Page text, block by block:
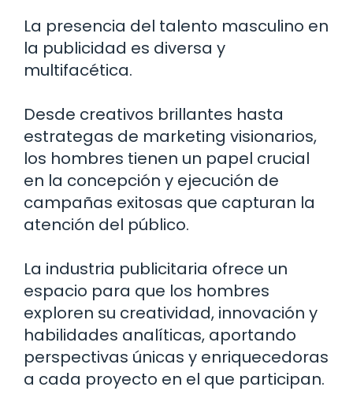
La presencia del talento masculino en
la publicidad es diversa y
multifacética.
Desde creativos brillantes hasta
estrategas de marketing visionarios,
los hombres tienen un papel crucial
en la concepción y ejecución de
campañas exitosas que capturan la
atención del público.
La industria publicitaria ofrece un
espacio para que los hombres
exploren su creatividad, innovación y
habilidades analíticas, aportando
perspectivas únicas y enriquecedoras
a cada proyecto en el que participan.